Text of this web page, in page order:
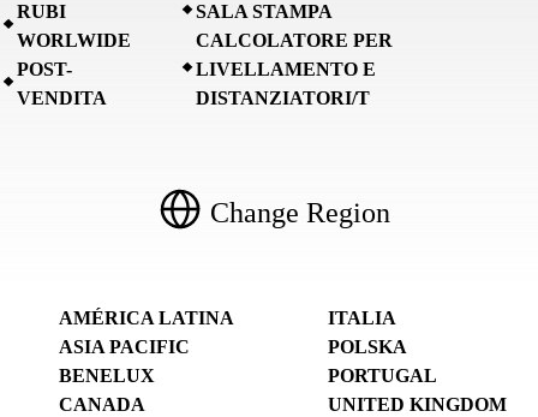
RUBI
WORLWIDE
POST-
VENDITA
SALA STAMPA
CALCOLATORE PER
LIVELLAMENTO E
DISTANZIATORI/T
Change Region
AMÉRICA LATINA
ASIA PACIFIC
BENELUX
CANADA
ITALIA
POLSKA
PORTUGAL
UNITED KINGDOM